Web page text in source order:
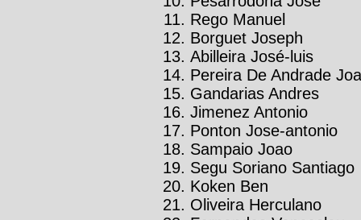
Rego Manuel
Borguet Joseph
Abilleira José-luis
Pereira De Andrade
Gandarias Andres
Jimenez Antonio
Ponton Jose-antonio
Sampaio Joao
Segu Soriano Santiago
Koken Ben
Oliveira Herculano